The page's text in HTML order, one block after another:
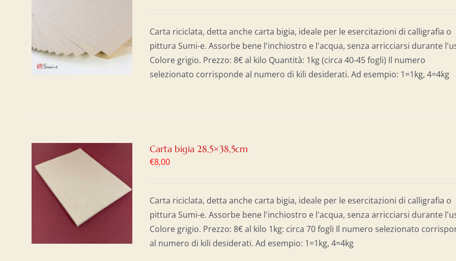
Carta riciclata, detta anche carta bigia, ideale per le esercitazioni di calligrafia o
pittura Sumi-e. Assorbe bene l'inchiostro e l'acqua, senza arricciarsi durante
Colore grigio. Prezzo: 8€ al kilo Quantità: 1kg (circa 40-45 fogli) Il numero
selezionato corrisponde al numero di kili desiderati. Ad esempio: 1=1kg, 4=4kg
Carta bigia 28,5×38,5cm
€8,00
Carta riciclata, detta anche carta bigia, ideale per le esercitazioni di calligrafia o
pittura Sumi-e. Assorbe bene l'inchiostro e l'acqua, senza arricciarsi durante
Colore grigio. Prezzo: 8€ al kilo 1kg: circa 70 fogli Il numero selezionato
al numero di kili desiderati. Ad esempio: 1=1kg, 4=4kg